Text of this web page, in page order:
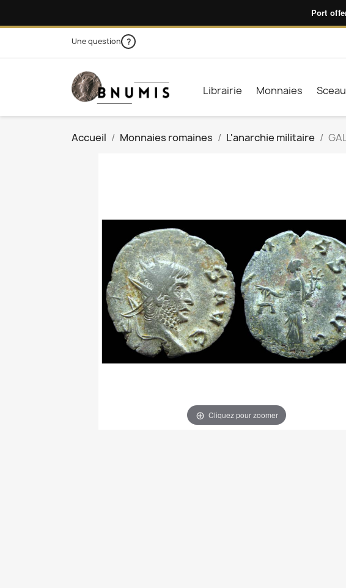
Port
Une question ?
Librairie Monnaies
Accueil Monnaies romaines L'anarchie militaire
Cliquez pour zoomer